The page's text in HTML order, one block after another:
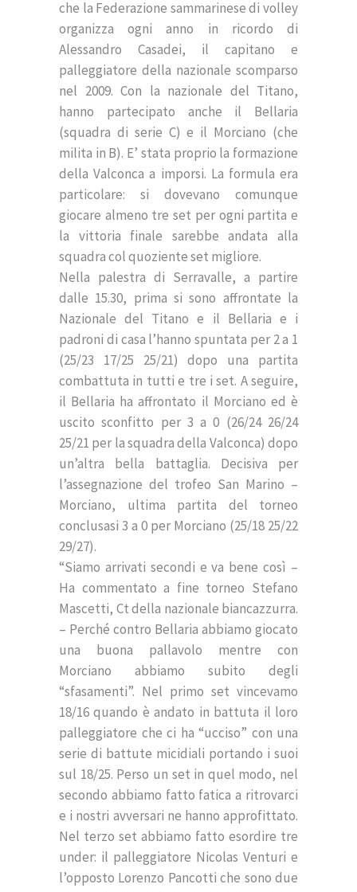
che la Federazione sammarinese di volley
organizza ogni anno in ricordo di
Alessandro Casadei, il capitano e
palleggiatore della nazionale scomparso
nel 2009. Con la nazionale del Titano,
hanno partecipato anche il Bellaria
(squadra di serie C) e il Morciano (che
milita in B). E’ stata proprio la formazione
della Valconca a imporsi. La formula era
particolare: si dovevano comunque
giocare almeno tre set per ogni partita e
la vittoria finale sarebbe andata alla
squadra col quoziente set migliore.
Nella palestra di Serravalle, a partire
dalle 15.30, prima si sono affrontate la
Nazionale del Titano e il Bellaria e i
padroni di casa l’hanno spuntata per 2 a 1
(25/23 17/25 25/21) dopo una partita
combattuta in tutti e tre i set. A seguire,
il Bellaria ha affrontato il Morciano ed è
uscito sconfitto per 3 a 0 (26/24 26/24
25/21 per la squadra della Valconca) dopo
un’altra bella battaglia. Decisiva per
l’assegnazione del trofeo San Marino –
Morciano, ultima partita del torneo
conclusasi 3 a 0 per Morciano (25/18 25/22
29/27).
“Siamo arrivati secondi e va bene così –
Ha commentato a fine torneo Stefano
Mascetti, Ct della nazionale biancazzurra.
– Perché contro Bellaria abbiamo giocato
una buona pallavolo mentre con
Morciano abbiamo subito degli
“sfasamenti”. Nel primo set vincevamo
18/16 quando è andato in battuta il loro
palleggiatore che ci ha “ucciso” con una
serie di battute micidiali portando i suoi
sul 18/25. Perso un set in quel modo, nel
secondo abbiamo fatto fatica a ritrovarci
e i nostri avversari ne hanno approfittato.
Nel terzo set abbiamo fatto esordire tre
under: il palleggiatore Nicolas Venturi e
l’opposto Lorenzo Pancotti che sono due